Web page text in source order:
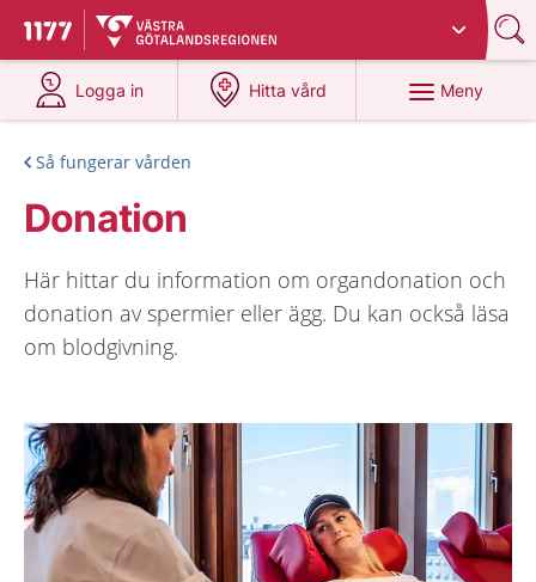
Till startsidan för 1177
Du har valt region
Logga in
på 1177.se
Hitta vård
på 1177.se
Meny
Så fungerar vården
Donation
Här hittar du information om organdonation och
donation av spermier eller ägg. Du kan också läsa
om blodgivning.